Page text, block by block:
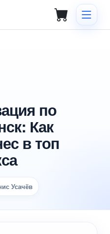
по
Как
в топ
Усачёв